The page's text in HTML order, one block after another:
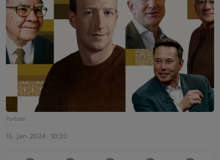
Forbes
15. jan 2024. 10:20